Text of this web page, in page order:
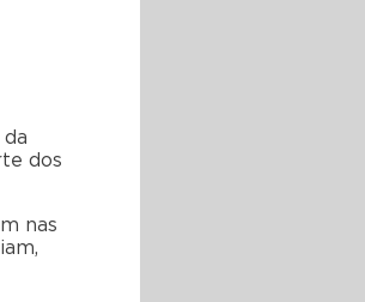
dos
nas